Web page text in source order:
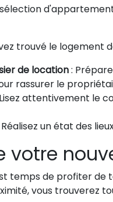
trouvé le logement
de location:
rassurer le
attentivement le
un état des
votre
temps de profiter
vous trouverez